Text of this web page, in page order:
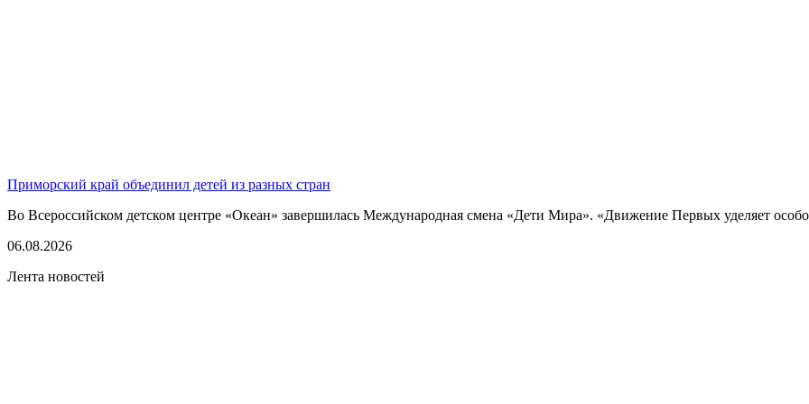
Приморский край объединил детей из разных стран
Во Всероссийском детском центре «Океан» завершилась Международная смена «Дети Мира». «Движение Первых уделяет
06.08.2026
Лента новостей